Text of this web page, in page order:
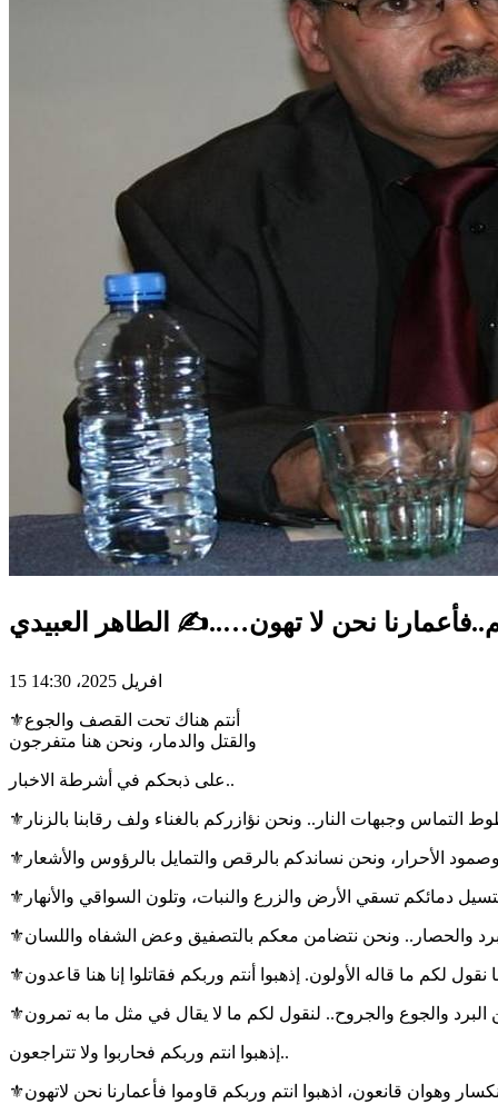
نحن لا تهون…..✍️ الطاهر العبيدي
15 افريل 2025، 14:30
⚜أنتم هناك تحت القصف والجوع
والقتل والدمار، ونحن هنا متفرجون
على ذبحكم في أشرطة الاخبار..
إذهبوا انتم وربكم فحاربوا ولا تتراجعون..